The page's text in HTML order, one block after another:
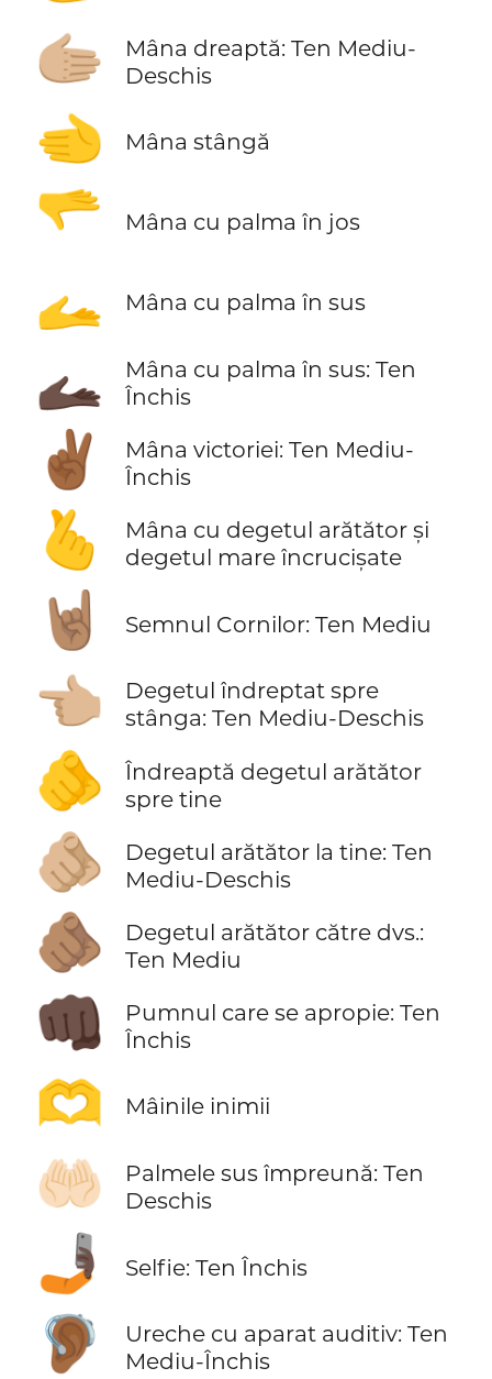
🫱🏼
Mâna dreaptă: Ten Mediu-
Deschis
🫲 Mâna stângă
🫳 Mâna cu palma în jos
🫴 Mâna cu palma în sus
🫴🏿
Mâna cu palma în sus: Ten
Închis
✌🏾
Mâna victoriei: Ten Mediu-
Închis
🫰
Mâna cu degetul arătător și
degetul mare încrucișate
🤘🏽 Semnul Cornilor: Ten Mediu
👈🏼
Degetul îndreptat spre
stânga: Ten Mediu-Deschis
🫵
Îndreaptă degetul arătător
spre tine
🫵🏼
Degetul arătător la tine: Ten
Mediu-Deschis
🫵🏽
Degetul arătător către dvs.:
Ten Mediu
👊🏿
Pumnul care se apropie: Ten
Închis
🫶 Mâinile inimii
🤲🏻
Palmele sus împreună: Ten
Deschis
🤳🏿 Selfie: Ten Închis
🦻🏾
Ureche cu aparat auditiv: Ten
Mediu-Închis